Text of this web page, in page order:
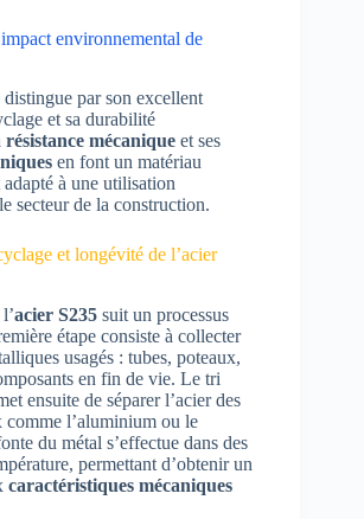
environnemental de
distingue par son excellent
et sa durabilité
résistance mécanique et ses
en font un matériau
à une utilisation
secteur de la construction.
et longévité de l’acier
acier S235 suit un processus
étape consiste à collecter
usagés : tubes, poteaux,
en fin de vie. Le tri
ensuite de séparer l’acier des
comme l’aluminium ou le
du métal s’effectue dans des
permettant d’obtenir un
caractéristiques mécaniques